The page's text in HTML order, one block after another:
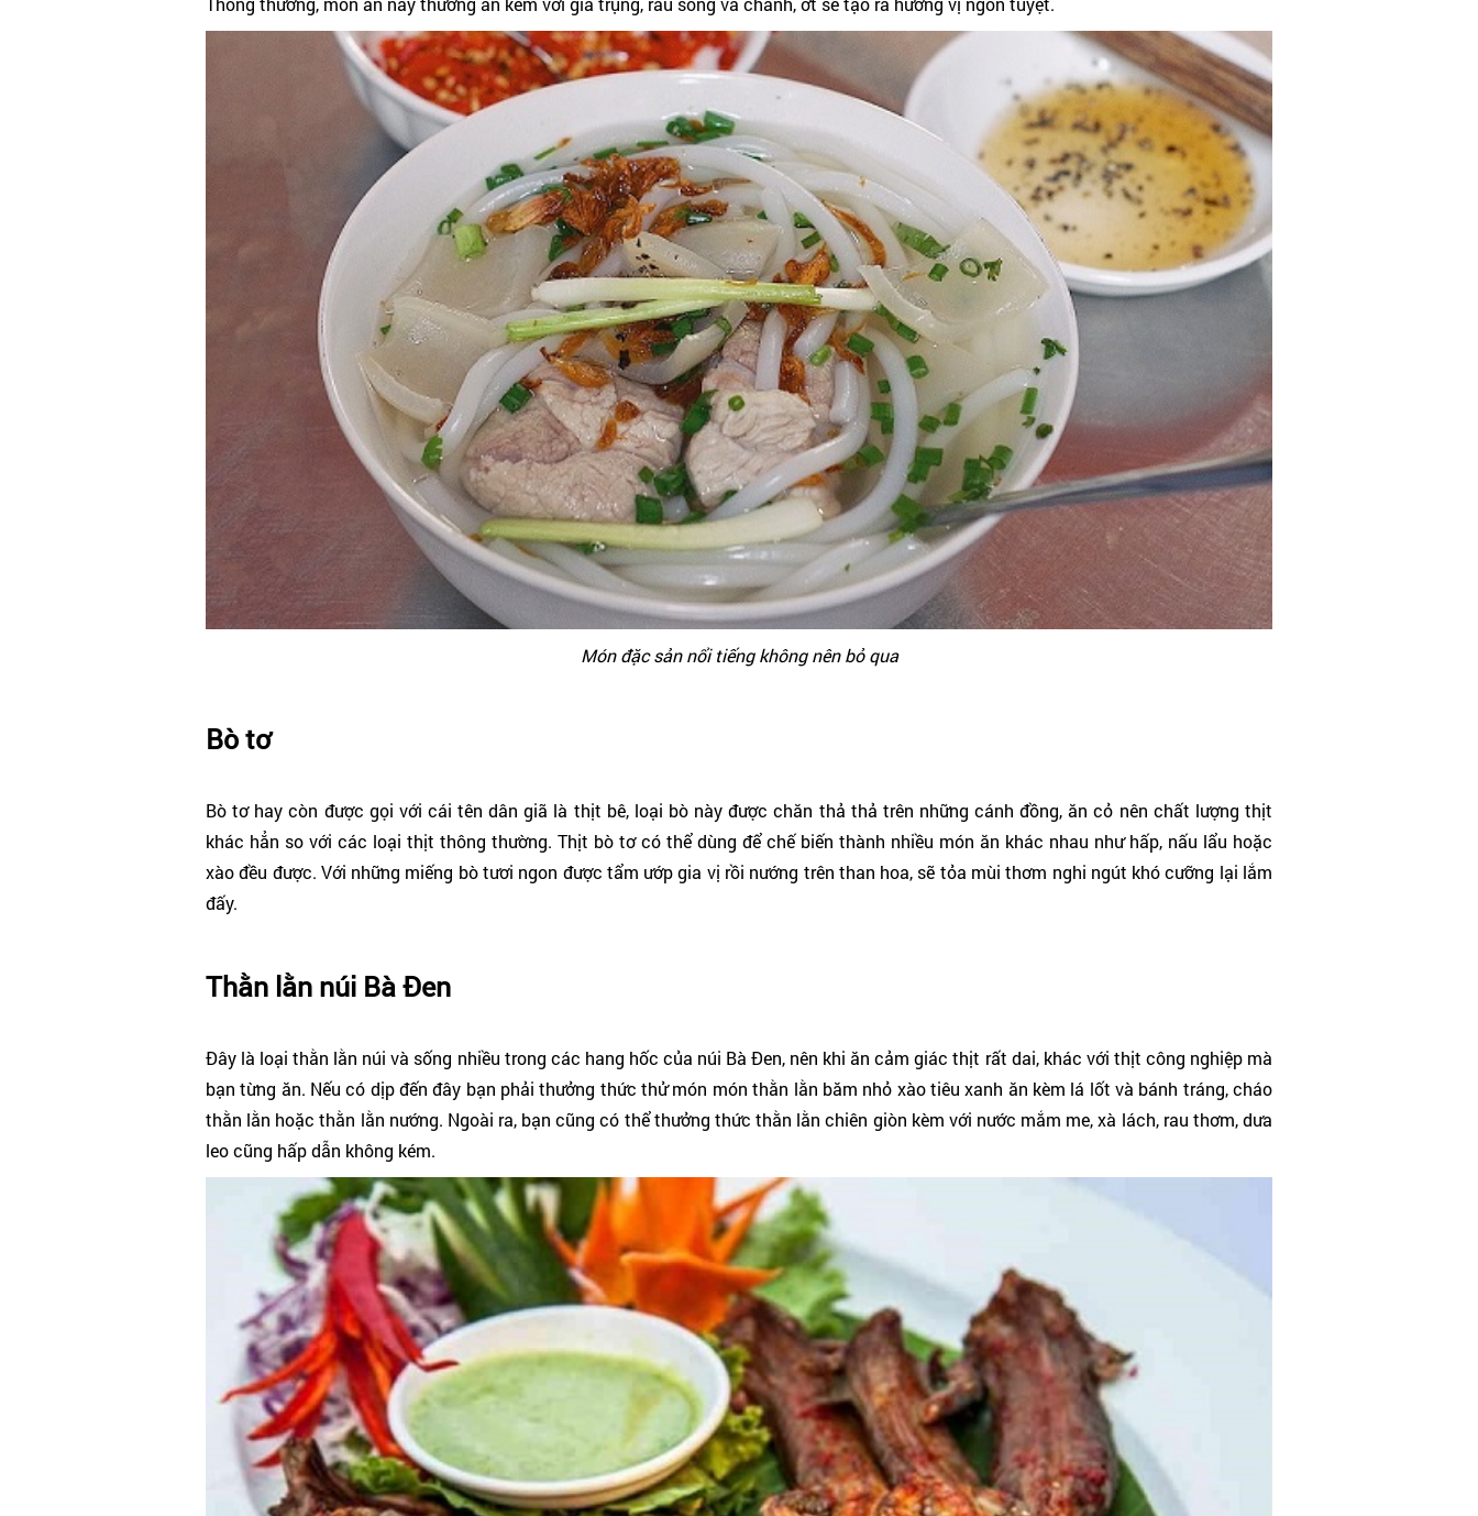
Món đặc sản nổi tiếng không nên bỏ qua
Bò tơ
Bò tơ hay còn được gọi với cái tên dân giã là thịt bê, loại bò này được chăn thả thả trên những cánh đồng, ăn cỏ nên chất lượng thịt
khác hẳn so với các loại thịt thông thường. Thịt bò tơ có thể dùng để chế biến thành nhiều món ăn khác nhau như hấp, nấu lẩu hoặc
xào đều được. Với những miếng bò tươi ngon được tẩm ướp gia vị rồi nướng trên than hoa, sẽ tỏa mùi thơm nghi ngút khó cưỡng lại lắm
đấy.
Thằn lằn núi Bà Đen
Đây là loại thằn lằn núi và sống nhiều trong các hang hốc của núi Bà Đen, nên khi ăn cảm giác thịt rất dai, khác với thịt công nghiệp mà
bạn từng ăn. Nếu có dịp đến đây bạn phải thưởng thức thử món món thằn lằn băm nhỏ xào tiêu xanh ăn kèm lá lốt và bánh tráng, cháo
thằn lằn hoặc thằn lằn nướng. Ngoài ra, bạn cũng có thể thưởng thức thằn lằn chiên giòn kèm với nước mắm me, xà lách, rau thơm, dưa
leo cũng hấp dẫn không kém.